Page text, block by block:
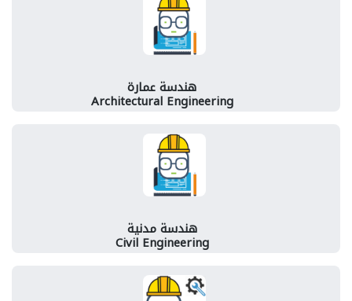
هندسة عمارة
Architectural Engineering
هندسة مدنية
Civil Engineering